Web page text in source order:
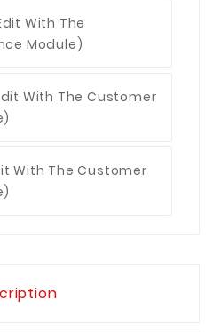
With The
Module)
With The Customer
With The Customer